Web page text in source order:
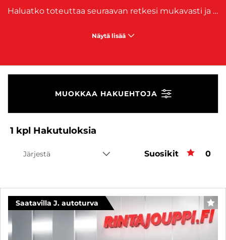
Haluatko toteuttaa seuraavan retkesi mukavasti ja luotettavasti? Tutustu käytettyjen LMC Cruiser asuntoautojemme valikoimaan. LMC Cruiser tarjoaa erinomaisen vaihtoehdon retkeilijälle, yhdistäen käytännöllisen suunnittelun ja luotettavan suorituskyvyn. Näillä matkailuautoilla voit tutkia uusia maisemia ja nauttia luonnosta täysillä. Oli suunnitelmissasi sitten viikonloppuretki tai pidempi seikkailu, LMC Cruiser kuljettaa sinut perille mukavasti ja turvallisesti. Valitse oma matkailuautosi ja lähde seuraavalle retkellesi valmiina uusiin seikkailuihin! Tutustu J. Rinta-Joupin valikoimaan nyt ja löydä täydellinen LMC Cruiser matkailuauto tarpeisiisi. Matkailuajoneuvoihimme on saatavilla myös edullinen
Näytä lisää
MUOKKAA HAKUEHTOJA
1 kpl Hakutuloksia
Järjestä Suosikit 0
Saatavilla J. autoturva